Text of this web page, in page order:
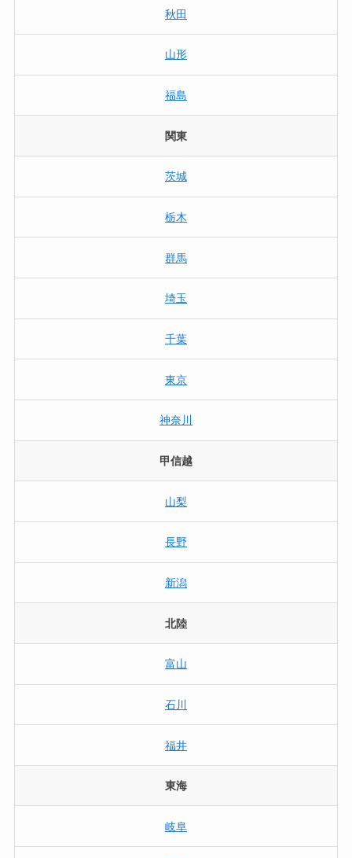
秋田
山形
福島
関東
茨城
栃木
群馬
埼玉
千葉
東京
神奈川
甲信越
山梨
長野
新潟
北陸
富山
石川
福井
東海
岐阜